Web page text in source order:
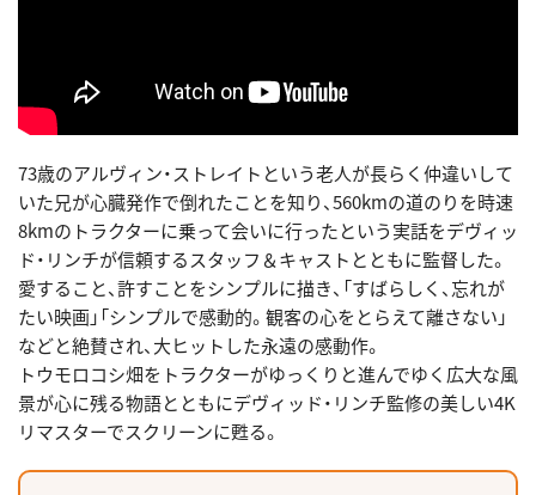
73歳のアルヴィン・ストレイトという老人が長らく仲違いして
いた兄が心臓発作で倒れたことを知り、560kmの道のりを時速
8kmのトラクターに乗って会いに行ったという実話をデヴィッ
ド・リンチが信頼するスタッフ＆キャストとともに監督した。
愛すること、許すことをシンプルに描き、「すばらしく、忘れが
たい映画」「シンプルで感動的。観客の心をとらえて離さない」
などと絶賛され、大ヒットした永遠の感動作。
トウモロコシ畑をトラクターがゆっくりと進んでゆく広大な風
景が心に残る物語とともにデヴィッド・リンチ監修の美しい4K
リマスターでスクリーンに甦る。